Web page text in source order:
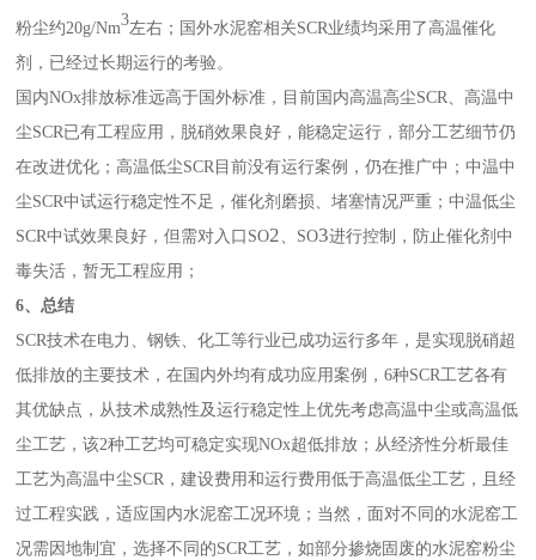
粉尘约20g/Nm3左右；国外水泥窑相关SCR业绩均采用了高温催化
剂，已经过长期运行的考验。
国内NOx排放标准远高于国外标准，目前国内高温高尘SCR、高温中
尘SCR已有工程应用，脱硝效果良好，能稳定运行，部分工艺细节仍
在改进优化；高温低尘SCR目前没有运行案例，仍在推广中；中温中
尘SCR中试运行稳定性不足，催化剂磨损、堵塞情况严重；中温低尘
SCR中试效果良好，但需对入口SO2、SO3进行控制，防止催化剂中
毒失活，暂无工程应用；
6、总结
SCR技术在电力、钢铁、化工等行业已成功运行多年，是实现脱硝超
低排放的主要技术，在国内外均有成功应用案例，6种SCR工艺各有
其优缺点，从技术成熟性及运行稳定性上优先考虑高温中尘或高温低
尘工艺，该2种工艺均可稳定实现NOx超低排放；从经济性分析最佳
工艺为高温中尘SCR，建设费用和运行费用低于高温低尘工艺，且经
过工程实践，适应国内水泥窑工况环境；当然，面对不同的水泥窑工
况需因地制宜，选择不同的SCR工艺，如部分掺烧固废的水泥窑粉尘